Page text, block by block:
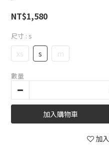
NT$1,580
尺寸 : s
xs s m
數量
加入購物車
加